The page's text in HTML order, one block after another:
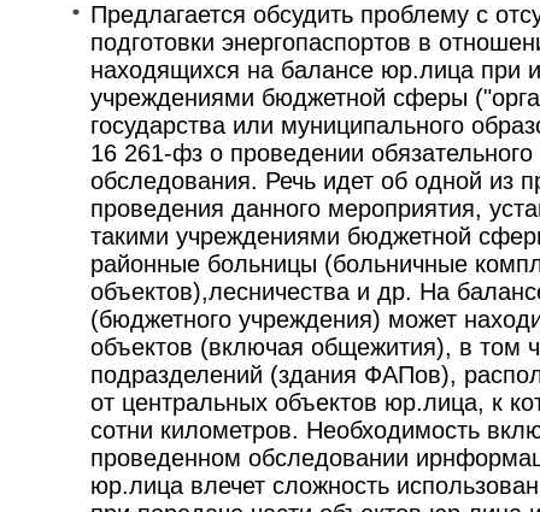
Предлагается обсудить проблему с
подготовки энергопаспортов в
находящихся на балансе юр.лица при
учреждениями бюджетной сферы
государства или муниципального
16 261-фз о проведении обязательного
обследования. Речь идет об одной из
проведения данного мероприятия,
такими учреждениями бюджетной
районные больницы (больничные
объектов),лесничества и др. На
(бюджетного учреждения) может
объектов (включая общежития), в том
подразделений (здания ФАПов),
от центральных объектов юр.лица, к
сотни километров. Необходимость
проведенном обследовании
юр.лица влечет сложность